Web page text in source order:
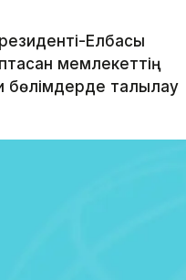
Елбасы
мемлекеттің
талқылау